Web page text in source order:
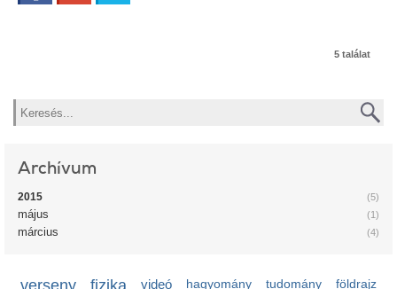
5 találat
Keresés
Archívum
(5)
2015
(1)
május
(4)
március
videó hagyomány
tudomány
földrajz